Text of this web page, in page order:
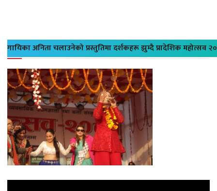
गायिका अनिता चलाउनेको प्रस्तुतिमा दर्शकहरू झुम्दै प्रादेशिक महोत्सव